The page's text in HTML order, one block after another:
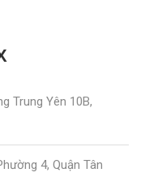
Trung Yên 10B,
4, Quận Tân